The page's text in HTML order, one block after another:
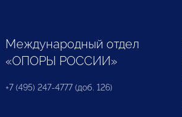
Международный отдел
«ОПОРЫ РОССИИ»
+7 (495) 247-4777 (доб. 126)